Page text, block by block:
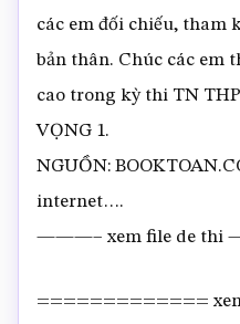
các em đối chiếu, tham
bản thân. Chúc các em
cao trong kỳ thi TN
VỌNG 1.
NGUỒN:
internet….
———– xem file de thi
=============